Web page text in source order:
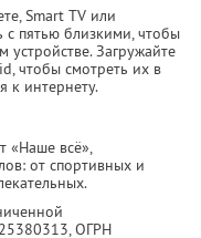
Smart TV или
пятью близкими, чтобы
устройстве. Загружайте
чтобы смотреть их в
к интернету.
«Наше всё»,
от спортивных и
, ОГРН